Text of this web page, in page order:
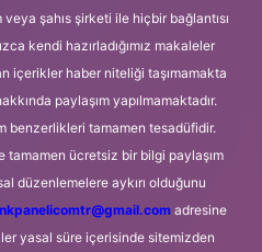
şahıs şirketi ile hiçbir bağlantısı
kendi hazırladığımız makaleler
içerikler haber niteliği taşımamakta
paylaşım yapılmamaktadır.
benzerlikleri tamamen tesadüfidir.
tamamen ücretsiz bir bilgi paylaşım
düzenlemelere aykırı olduğunu
adresine
yasal süre içerisinde sitemizden